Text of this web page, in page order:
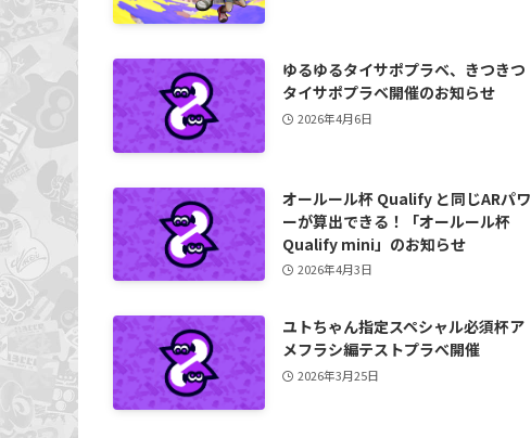
ゆるゆるタイサポプラベ、きつきつ
タイサポプラベ開催のお知らせ
2026年4月6日
オールール杯 Qualify と同じARパワ
ーが算出できる！「オールール杯
Qualify mini」のお知らせ
2026年4月3日
ユトちゃん指定スペシャル必須杯ア
メフラシ編テストプラべ開催
2026年3月25日